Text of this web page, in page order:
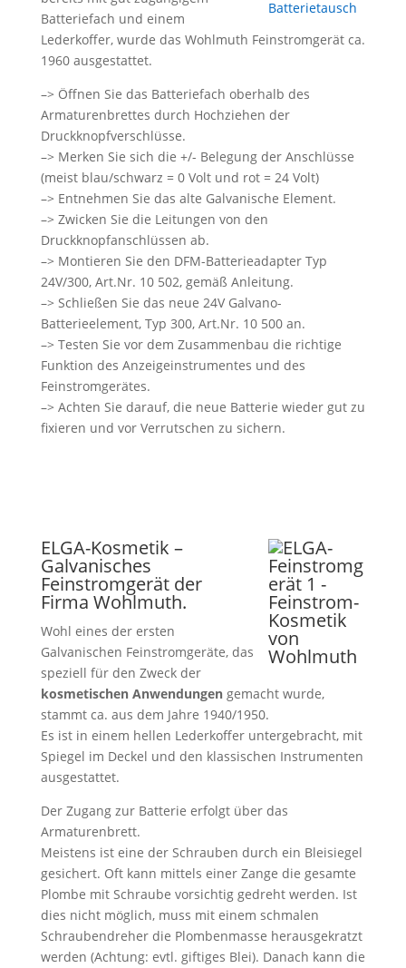
Batteriefach und einem
Lederkoffer, wurde das Wohlmuth Feinstromgerät ca.
1960 ausgestattet.
–> Öffnen Sie das Batteriefach oberhalb des
Armaturenbrettes durch Hochziehen der
Druckknopfverschlüsse.
–> Merken Sie sich die +/- Belegung der Anschlüsse
(meist blau/schwarz = 0 Volt und rot = 24 Volt)
–> Entnehmen Sie das alte Galvanische Element.
–> Zwicken Sie die Leitungen von den
Druckknopfanschlüssen ab.
–> Montieren Sie den DFM-Batterieadapter Typ
24V/300, Art.Nr. 10 502, gemäß Anleitung.
–> Schließen Sie das neue 24V Galvano-
Batterieelement, Typ 300, Art.Nr. 10 500 an.
–> Testen Sie vor dem Zusammenbau die richtige
Funktion des Anzeigeinstrumentes und des
Feinstromgerätes.
–> Achten Sie darauf, die neue Batterie wieder gut zu
fixieren und vor Verrutschen zu sichern.
ELGA-Kosmetik –
Galvanisches
Feinstromgerät der
Firma Wohlmuth.
Wohl eines der ersten
Galvanischen Feinstromgeräte, das
speziell für den Zweck der
kosmetischen Anwendungengemacht wurde,
stammt ca. aus dem Jahre 1940/1950.
Es ist in einem hellen Lederkoffer untergebracht, mit
Spiegel im Deckel und den klassischen Instrumenten
ausgestattet.
Der Zugang zur Batterie erfolgt über das
Armaturenbrett.
Meistens ist eine der Schrauben durch ein Bleisiegel
gesichert. Oft kann mittels einer Zange die gesamte
Plombe mit Schraube vorsichtig gedreht werden. Ist
dies nicht möglich, muss mit einem schmalen
Schraubendreher die Plombenmasse herausgekratzt
werden (Achtung: evtl. giftiges Blei). Danach kann die